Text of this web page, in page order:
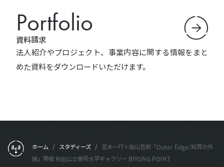
Portfolio
資料請求
法人紹介やプロジェクト、事業内容に関する情報をまと
めた資料をダウンロードいただけます。
ホーム / スタディーズ /
宮本一行＋船山哲郎「Outer Edge/知覚の外
縁」開催 秋田公立美術大学ギャラリー BIYONG POINT